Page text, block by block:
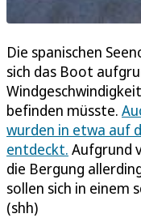
Die spanischen
sich das Boot
befinden müsste.
wurden in etwa auf
entdeckt. Aufgrund
die Bergung
sollen sich in einem
(shh)